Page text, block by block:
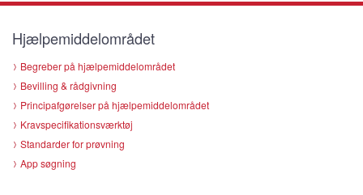
Hjælpemiddelområdet
Begreber på hjælpemiddelområdet
Bevilling & rådgivning
Principafgørelser på hjælpemiddelområdet
Kravspecifikationsværktøj
Standarder for prøvning
App søgning